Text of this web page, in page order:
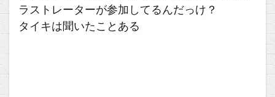
ラストレーターが参加してるんだっけ？
タイキは聞いたことある